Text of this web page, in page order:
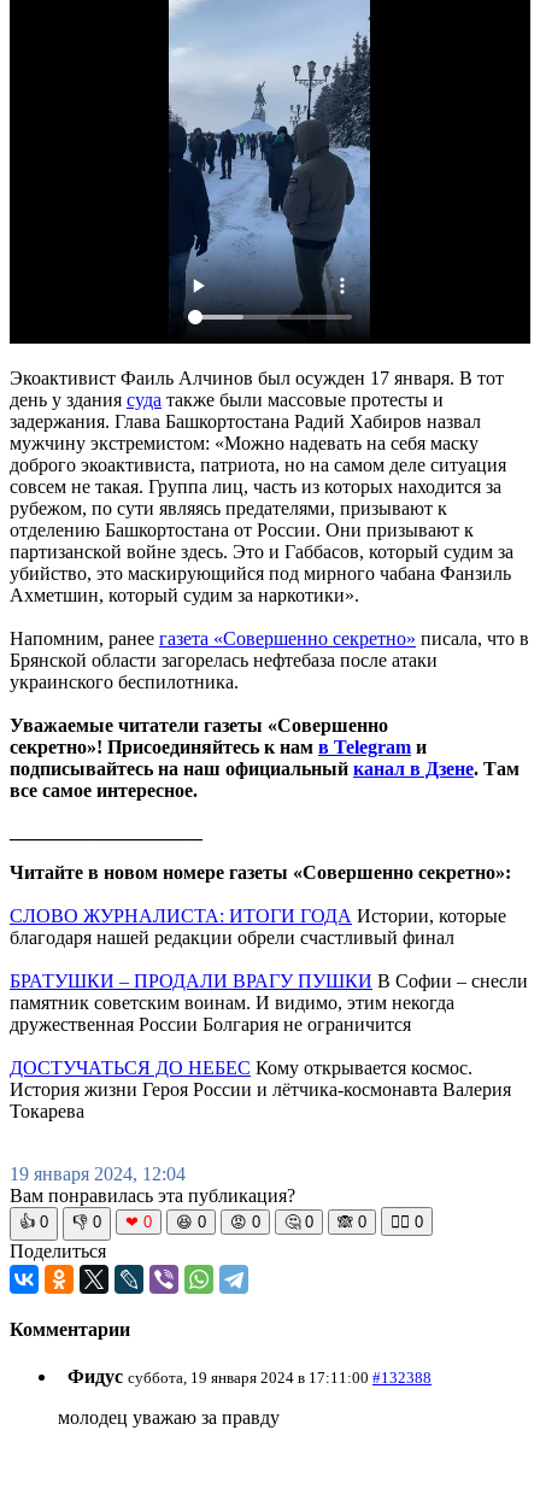
Экоактивист Фаиль Алчинов был осужден 17 января. В тот
день у здания суда также были массовые протесты и
задержания. Глава Башкортостана Радий Хабиров назвал
мужчину экстремистом: «Можно надевать на себя маску
доброго экоактивиста, патриота, но на самом деле ситуация
совсем не такая. Группа лиц, часть из которых находится за
рубежом, по сути являясь предателями, призывают к
отделению Башкортостана от России. Они призывают к
партизанской войне здесь. Это и Габбасов, который судим за
убийство, это маскирующийся под мирного чабана Фанзиль
Ахметшин, который судим за наркотики».
Напомним, ранее газета «Совершенно секретно» писала, что в
Брянской области загорелась нефтебаза после атаки
украинского беспилотника.
Уважаемые читатели газеты «Совершенно
секретно»! Присоединяйтесь к нам в Telegram и
подписывайтесь на наш официальный канал в Дзене. Там
все самое интересное.
Читайте в новом номере газеты «Совершенно секретно»:
СЛОВО ЖУРНАЛИСТА: ИТОГИ ГОДА Истории, которые
благодаря нашей редакции обрели счастливый финал
БРАТУШКИ – ПРОДАЛИ ВРАГУ ПУШКИ В Софии – снесли
памятник советским воинам. И видимо, этим некогда
дружественная России Болгария не ограничится
ДОСТУЧАТЬСЯ ДО НЕБЕС Кому открывается космос.
История жизни Героя России и лётчика-космонавта Валерия
Токарева
19 января 2024, 12:04
Вам понравилась эта публикация?
👍 0 👎 0 ❤ 0 😆 0 😡 0 🤔 0 🙈 0 🧘‍♀️ 0
Поделиться
Комментарии
Фидус суббота, 19 января 2024 в 17:11:00 #132388
молодец уважаю за правду